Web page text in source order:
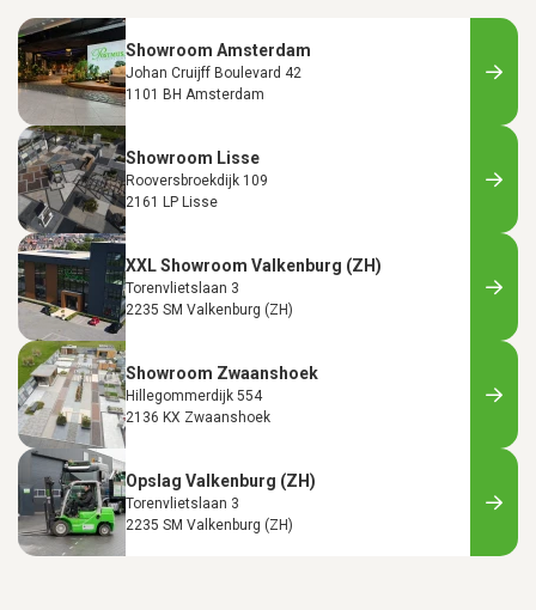
Showroom Amsterdam
Johan Cruijff Boulevard 42
1101 BH Amsterdam
Showroom Lisse
Rooversbroekdijk 109
2161 LP Lisse
XXL Showroom Valkenburg (ZH)
Torenvlietslaan 3
2235 SM Valkenburg (ZH)
Showroom Zwaanshoek
Hillegommerdijk 554
2136 KX Zwaanshoek
Opslag Valkenburg (ZH)
Torenvlietslaan 3
2235 SM Valkenburg (ZH)